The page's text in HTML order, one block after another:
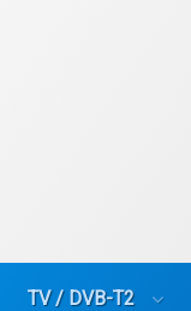
TV / DVB-T2